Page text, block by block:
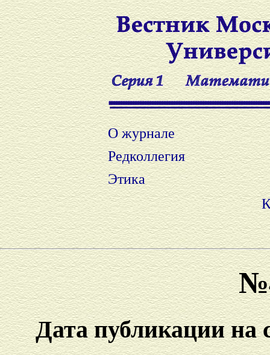
О журнале
Редколлегия
Этика
Дата публикации на